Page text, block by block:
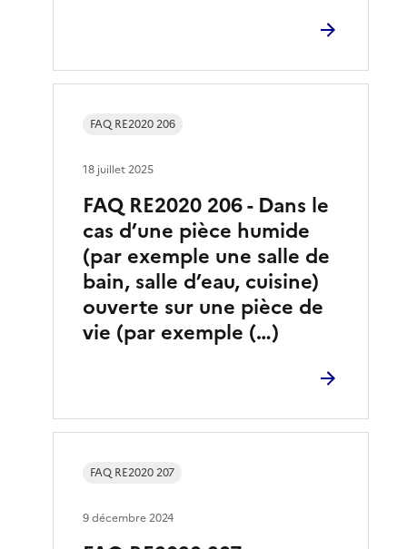
FAQ RE2020 206 - Dans le
cas d’une pièce humide
(par exemple une salle de
bain, salle d’eau, cuisine)
ouverte sur une pièce de
vie (par exemple (…)
FAQ RE2020 206
18 juillet 2025
FAQ RE2020 207
9 décembre 2024